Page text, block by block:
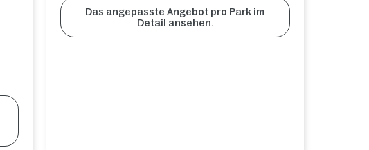
Das angepasste Angebot pro Park im
Detail ansehen.